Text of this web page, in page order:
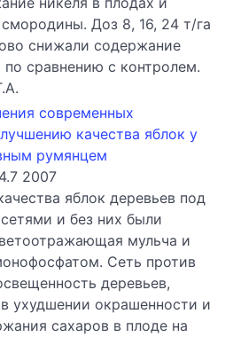
Доз 8, 16, 24 т/га
снижали содержание
по сравнению с контролем.
современных
качества яблок у
румянцем
2007
яблок деревьев под
и без них были
мульча и
Сеть против
деревьев,
ухудшении окрашенности и
сахаров в плоде на